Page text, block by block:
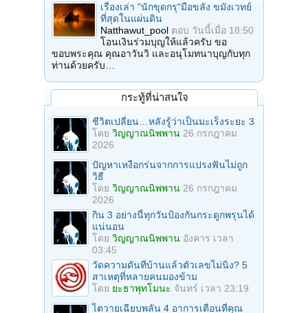
เรื่องเล่า "นักขุดกรุ"มือขลัง ขมังเวทย์
ที่สุดในแผ่นดิน
Natthawut_pool ตอบ วันนี้เมื่อ 18:50
โอนเงินร่วมบุญให้แล้วครับ ขอ
ขอบพระคุณ คุณอาวันวิ และอนุโมทนาบุญกับทุก
ท่านด้วยครับ…
กระทู้ที่น่าสนใจ
ชีวิตเปลี่ยน…หลังรู้ว่าเป็นมะเร็งระยะ 3
โดย วิญญาณนิพพาน 26 กรกฎาคม
2026
ปัญหาเหงือกร่นจากการแปรงฟันไม่ถูก
วิธี
โดย วิญญาณนิพพาน 26 กรกฎาคม
2026
กิน 3 อย่างนี้ทุกวันป้องกันกระดูกพรุนได้
แน่นอน
โดย วิญญาณนิพพาน อังคาร เวลา
03:45
วัดความดันที่บ้านแล้วตัวเลขไม่นิ่ง? 5
สาเหตุที่หลายคนมองข้าม
โดย ยะธาพุทโมนะ จันทร์ เวลา 23:19
ไตวายเฉียบพลัน 4 อาการเตือนที่คุณ